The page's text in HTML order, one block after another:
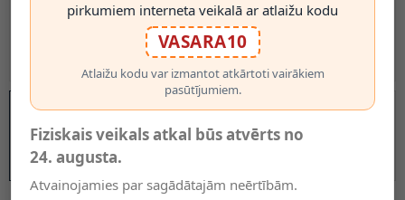
pirkumiem interneta veikalā ar atlaižu kodu
VASARA10
Atlaižu kodu var izmantot atkārtoti vairākiem
pasūtījumiem.
Fiziskais veikals atkal būs atvērts no
24. augusta.
Atvainojamies par sagādātajām neērtībām.